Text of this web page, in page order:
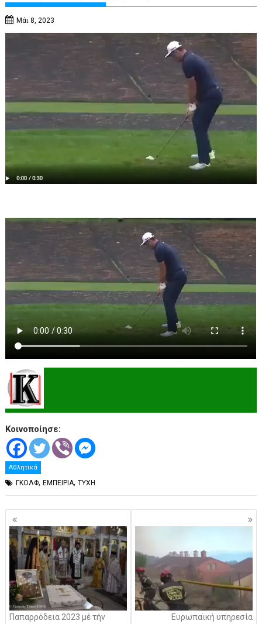
Μάι 8, 2023
Κοινοποίησε:
Αθλητικά
ΓΚΟΛΦ,ΕΜΠΕΙΡΙΑ,ΤΥΧΗ
Πλοήγηση
άρθρων
Παπαρρόδεια 2023 μέ τήν
Ευρωπαϊκή υπηρεσία